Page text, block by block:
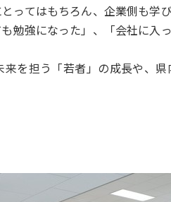
ってはもちろん、企業側も
勉強になった」、「会社に入
を担う「若者」の成長や、